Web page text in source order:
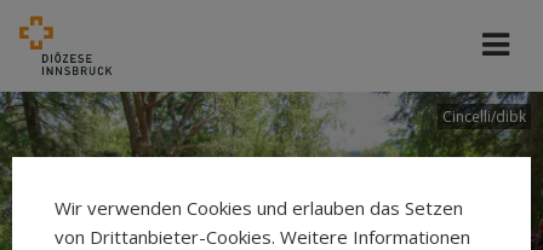
Cincelli/dibk
Wir verwenden Cookies und erlauben das Setzen
von Drittanbieter-Cookies. Weitere Informationen